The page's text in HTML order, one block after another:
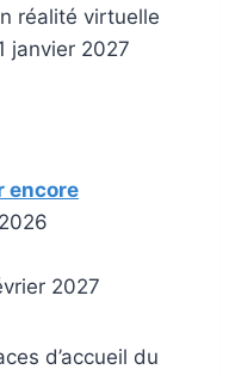
réalité virtuelle
janvier 2027
encore
2027
d’accueil du